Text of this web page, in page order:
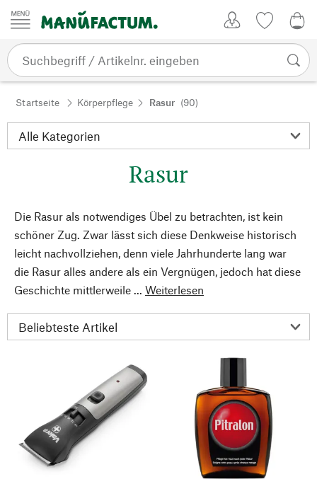
Zum Inhalt springen
Startseite Körperpflege Rasur (90)
Rasur
Die Rasur als notwendiges Übel zu betrachten, ist kein
schöner Zug. Zwar lässt sich diese Denkweise historisch
leicht nachvollziehen, denn viele Jahrhunderte lang war
die Rasur alles andere als ein Vergnügen, jedoch hat diese
Geschichte mittlerweile ... Weiterlesen